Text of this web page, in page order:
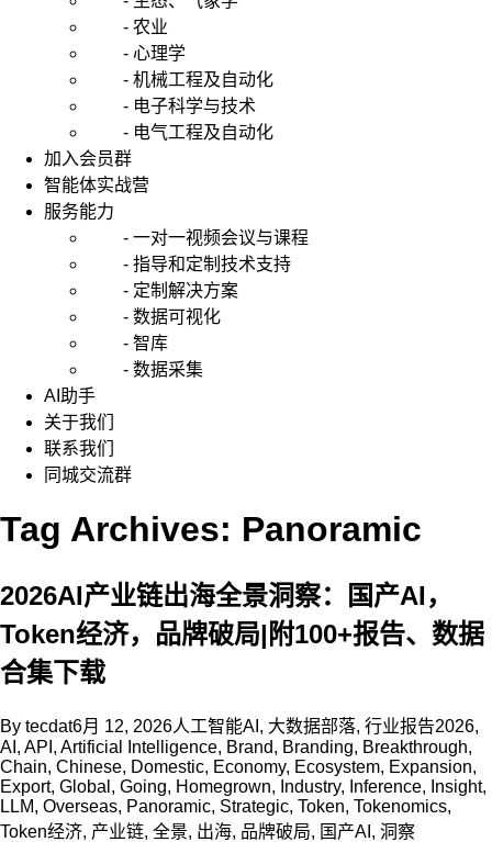
- 农业
- 心理学
- 机械工程及自动化
- 电子科学与技术
- 电气工程及自动化
加入会员群
智能体实战营
服务能力
- 一对一视频会议与课程
- 指导和定制技术支持
- 定制解决方案
- 数据可视化
- 智库
- 数据采集
AI助手
关于我们
联系我们
同城交流群
Tag Archives: Panoramic
2026AI产业链出海全景洞察：国产AI，
Token经济，品牌破局|附100+报告、数据
合集下载
By tecdat6月 12, 2026人工智能AI , 大数据部落, 行业报告2026,
AI , API , Artificial Intelligence, Brand, Branding, Breakthrough,
Chain, Chinese, Domestic, Economy, Ecosystem, Expansion,
Export, Global , Going, Homegrown, Industry, Inference, Insight,
LLM, Overseas, Panoramic, Strategic, Token, Tokenomics,
Token经济, 产业链, 全景, 出海, 品牌破局, 国产AI , 洞察